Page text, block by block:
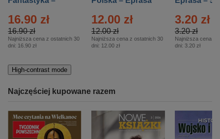
16.90 zł
16.90 zł
Najniższa cena z ostatnich 30
dni: 16.90 zł
12.00 zł
12.00 zł
Najniższa cena z ostatnich 30
dni: 12.00 zł
3.20 zł
3.20 zł
Najniższa cena z
dni: 3.20 zł
High-contrast mode
Najczęściej kupowane razem